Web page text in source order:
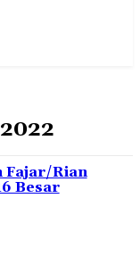
Fajar/Rian
Besar